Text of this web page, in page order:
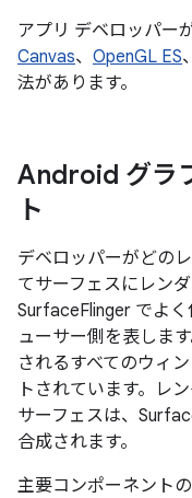
アプリ デベロッパー
Canvas、 OpenGL ES
法があります。
Android グラ
ト
デベロッパーがどの
てサーフェスにレン
SurfaceFlinger でよ
ューサー側を表しま
されるすべてのウィ
トされています。レ
サーフェスは、
合成されます。
主要コンポーネント